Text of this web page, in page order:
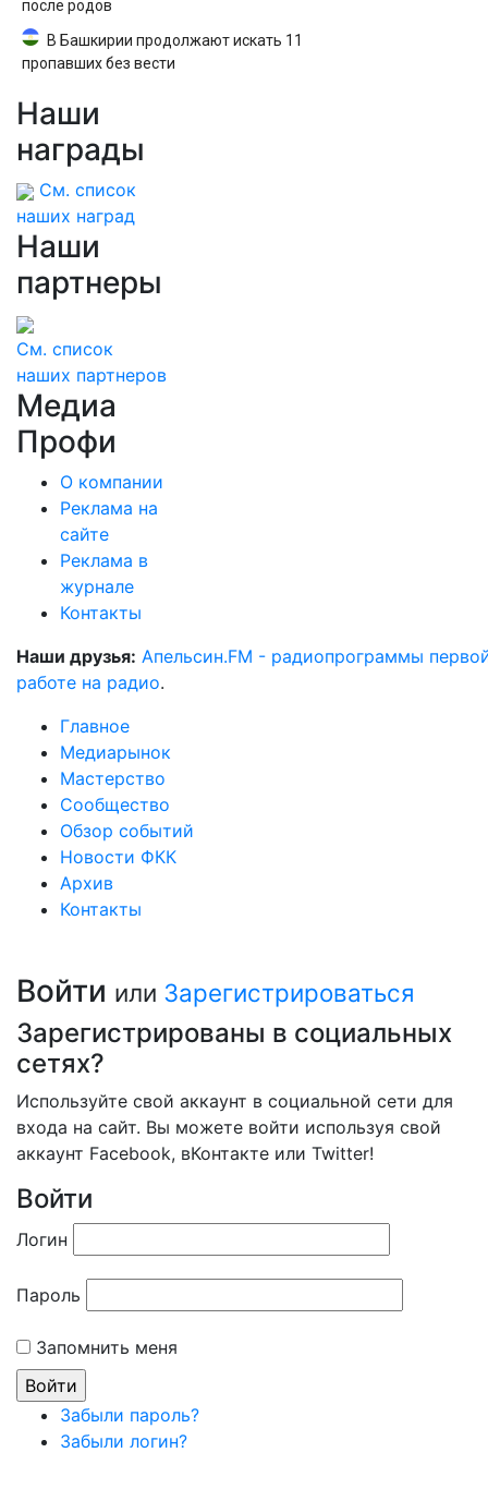
после родов
В Башкирии продолжают искать 11
пропавших без вести
Наши
награды
См. список
наших наград
Наши
партнеры
См. список
наших партнеров
Медиа
Профи
О компании
Реклама на
сайте
Реклама в
журнале
Контакты
Наши друзья: Апельсин.FM - радиопрограммы
работе на радио.
Главное
Медиарынок
Мастерство
Сообщество
Обзор событий
Новости ФКК
Архив
Контакты
Войти или Зарегистрироваться
Зарегистрированы в социальных
сетях?
Используйте свой аккаунт в социальной сети для
входа на сайт. Вы можете войти используя свой
аккаунт Facebook, вКонтакте или Twitter!
Войти
Логин
Пароль
Запомнить меня
Забыли пароль?
Забыли логин?